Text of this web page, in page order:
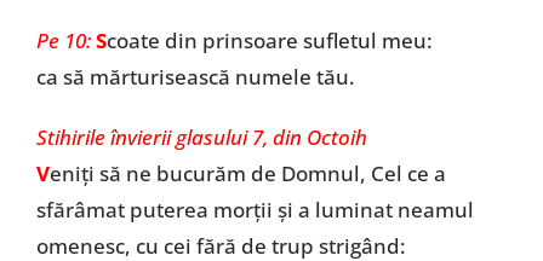
Pe 10:Scoate din prinsoare sufletul meu:
ca să mărturisească numele tău.
Stihirile învierii glasului 7, din Octoih
Veniți să ne bucurăm de Domnul, Cel ce a
sfărâmat puterea morții și a luminat neamul
omenesc, cu cei fără de trup strigând: